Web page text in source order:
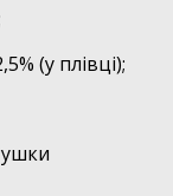
(у плівці);